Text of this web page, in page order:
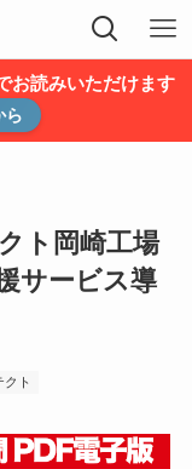
お読みいただけます
ら
ト岡崎工場
サービス導
クト